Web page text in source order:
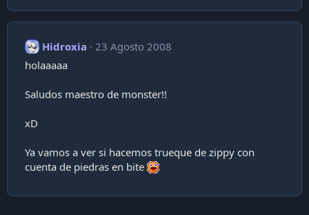
c
t
o
Hidroxia
23 Agosto 2008
holaaaaa
Saludos maestro de monster!!
xD
Ya vamos a ver si hacemos trueque de zippy con
cuenta de piedras en bite